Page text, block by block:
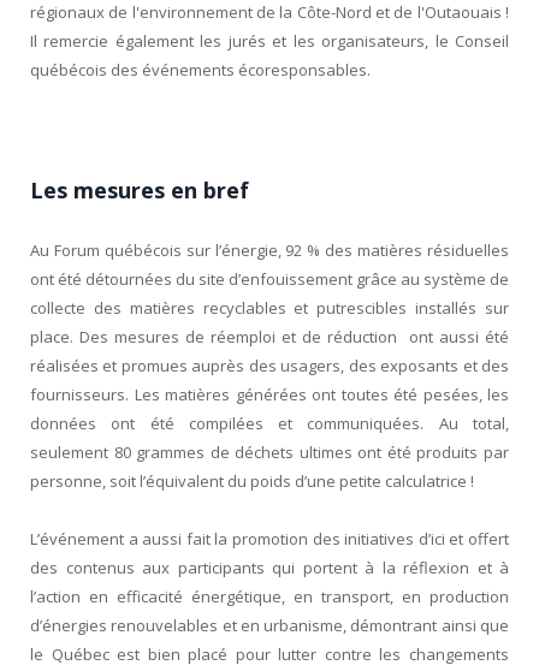
régionaux de l'environnement de la Côte-Nord et de l'Outaouais !
Il remercie également les jurés et les organisateurs, le Conseil
québécois des événements écoresponsables.
Les mesures en bref
Au Forum québécois sur l’énergie, 92 % des matières résiduelles
ont été détournées du site d’enfouissement grâce au système de
collecte des matières recyclables et putrescibles installés sur
place. Des mesures de réemploi et de réduction ont aussi été
réalisées et promues auprès des usagers, des exposants et des
fournisseurs. Les matières générées ont toutes été pesées, les
données ont été compilées et communiquées. Au total,
seulement 80 grammes de déchets ultimes ont été produits par
personne, soit l’équivalent du poids d’une petite calculatrice !
L’événement a aussi fait la promotion des initiatives d’ici et offert
des contenus aux participants qui portent à la réflexion et à
l’action en efficacité énergétique, en transport, en production
d’énergies renouvelables et en urbanisme, démontrant ainsi que
le Québec est bien placé pour lutter contre les changements